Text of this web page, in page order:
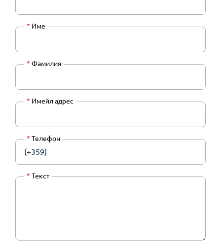
* Име
* Фамилия
* Имейл адрес
* Телефон
(+359)
* Текст